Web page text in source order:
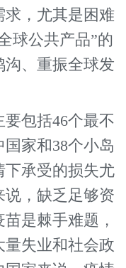
求，尤其是困难
球公共产品”的
沟、重振全球发
包括46个最不
家和38个小岛
下承受的损失尤
说，缺乏足够资
是棘手难题，
量失业和社会政